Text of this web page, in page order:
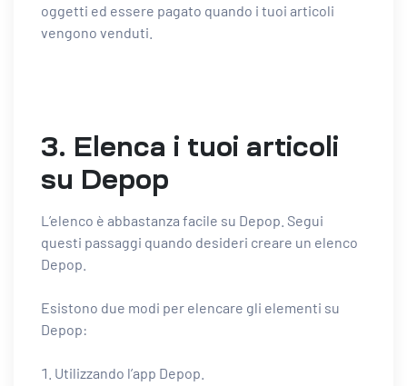
oggetti ed essere pagato quando i tuoi articoli
vengono venduti.
3. Elenca i tuoi articoli
su Depop
L’elenco è abbastanza facile su Depop. Segui
questi passaggi quando desideri creare un elenco
Depop.
Esistono due modi per elencare gli elementi su
Depop:
Utilizzando l’app Depop.